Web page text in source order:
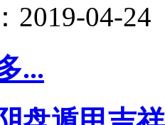
2019-04-24
...